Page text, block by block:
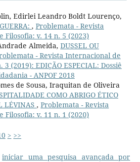
Edirlei Leandro Boldt Lourenço,
, Problemata - Revista
Filosofia: v. 14 n. 5 (2023)
Almeida, DUSSEL OU
- Revista Internacional de
3 (2019): EDIÇÃO ESPECIAL: Dossiê
- ANPOF 2018
de Sousa, Iraquitan de Oliveira
COMO ABRIGO ÉTICO
LÉVINAS , Problemata - Revista
Filosofia: v. 11 n. 1 (2020)
> >>
iniciar uma pesquisa avançada por